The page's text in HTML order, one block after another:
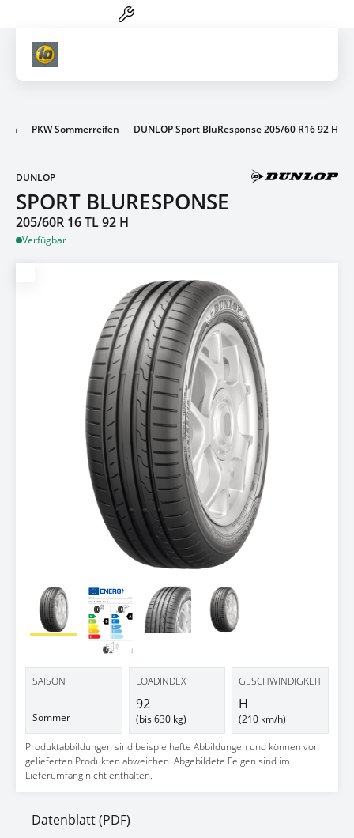
PKW Sommerreifen DUNLOP Sport BluResponse 205/60 R16 92 H
DUNLOP
SPORT BLURESPONSE
205/60R 16 TL 92 H
Verfügbar
SAISON
Sommer
LOADINDEX
92
(bis 630 kg)
GESCHWINDIGKEIT
H
(210 km/h)
Produktabbildungen sind beispielhafte Abbildungen und können von
gelieferten Produkten abweichen. Abgebildete Felgen sind im
Lieferumfang nicht enthalten.
Datenblatt (PDF)